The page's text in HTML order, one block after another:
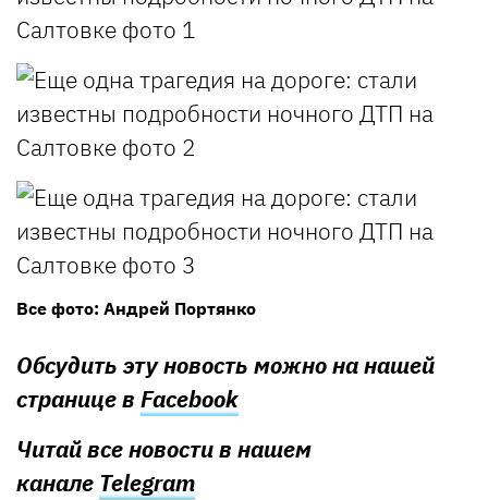
Все фото: Андрей Портянко
Обсудить эту новость можно на нашей
странице в Facebook
Читай все новости в нашем
канале Telegram